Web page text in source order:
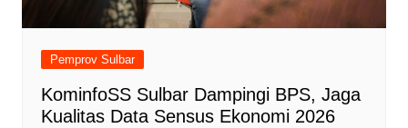
Pemprov Sulbar
KominfoSS Sulbar Dampingi BPS, Jaga
Kualitas Data Sensus Ekonomi 2026